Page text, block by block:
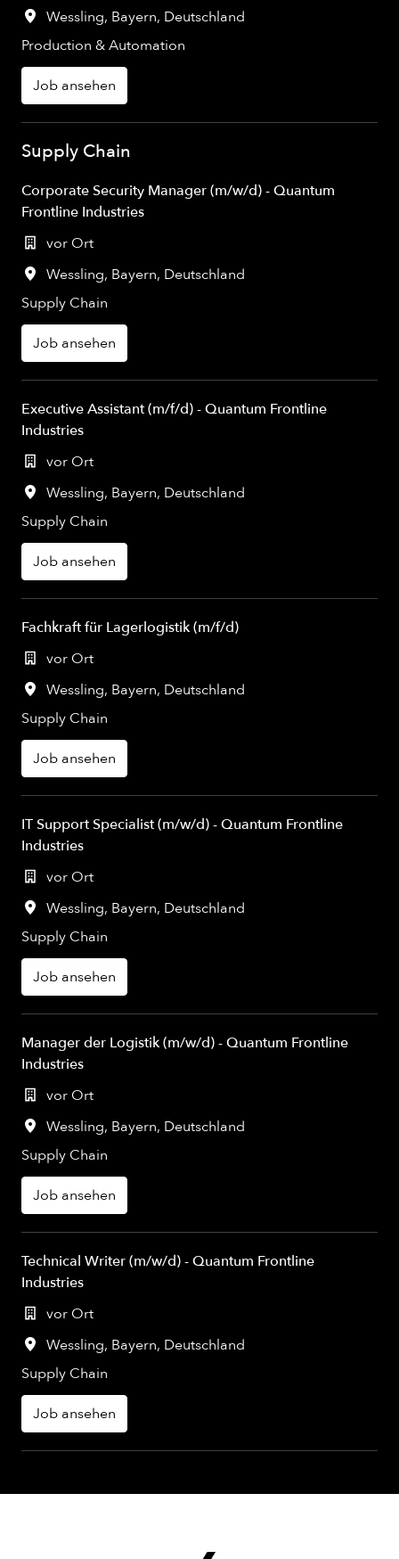
Wessling, Bayern, Deutschland
Production & Automation
Job ansehen
Supply Chain
Corporate Security Manager (m/w/d) - Quantum
Frontline Industries
vor Ort
Wessling, Bayern, Deutschland
Supply Chain
Job ansehen
Executive Assistant (m/f/d) - Quantum Frontline
Industries
vor Ort
Wessling, Bayern, Deutschland
Supply Chain
Job ansehen
Fachkraft für Lagerlogistik (m/f/d)
vor Ort
Wessling, Bayern, Deutschland
Supply Chain
Job ansehen
IT Support Specialist (m/w/d) - Quantum Frontline
Industries
vor Ort
Wessling, Bayern, Deutschland
Supply Chain
Job ansehen
Manager der Logistik (m/w/d) - Quantum Frontline
Industries
vor Ort
Wessling, Bayern, Deutschland
Supply Chain
Job ansehen
Technical Writer (m/w/d) - Quantum Frontline
Industries
vor Ort
Wessling, Bayern, Deutschland
Supply Chain
Job ansehen